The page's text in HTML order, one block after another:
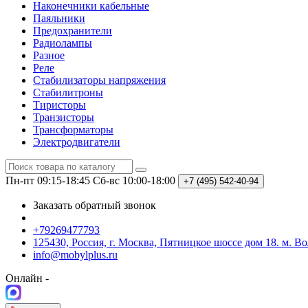
Наконечники кабельные
Паяльники
Предохранители
Радиолампы
Разное
Реле
Стабилизаторы напряжения
Стабилитроны
Тиристоры
Транзисторы
Трансформаторы
Электродвигатели
Пн-пт 09:15-18:45 Сб-вс 10:00-18:00 +7 (495) 542-40-94
Заказать обратный звонок
+79269477793
125430, Россия, г. Москва, Пятницкое шоссе дом 18. м.
info@mobylplus.ru
Онлайн -